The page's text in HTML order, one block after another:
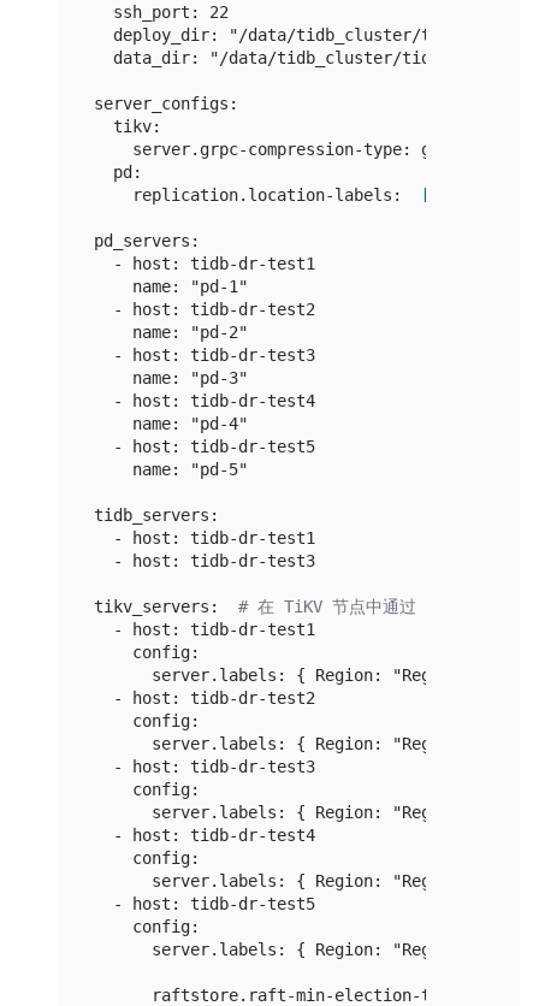
  ssh_port: 22
  deploy_dir: "/data/tidb_cluster/tidb-deploy"
  data_dir: "/data/tidb_cluster/tidb-data"
server_configs:
  tikv:
    server.grpc-compression-type: gzip
  pd:
    replication.location-labels:
pd_servers:
  - host: tidb-dr-test1
    name: "pd-1"
  - host: tidb-dr-test2
    name: "pd-2"
  - host: tidb-dr-test3
    name: "pd-3"
  - host: tidb-dr-test4
    name: "pd-4"
  - host: tidb-dr-test5
    name: "pd-5"
tidb_servers:
  - host: tidb-dr-test1
  - host: tidb-dr-test3
tikv_servers: # 在 TiKV 节点中通过 labels 选项
  - host: tidb-dr-test1
    config:
server.labels: { Region: "Region1", AZ:
  - host: tidb-dr-test2
    config:
server.labels: { Region: "Region1", AZ:
  - host: tidb-dr-test3
    config:
server.labels: { Region: "Region2", AZ:
  - host: tidb-dr-test4
    config:
server.labels: { Region: "Region2", AZ:
  - host: tidb-dr-test5
    config:
server.labels: { Region: "Region3", AZ:
raftstore.raft-min-election-timeout-